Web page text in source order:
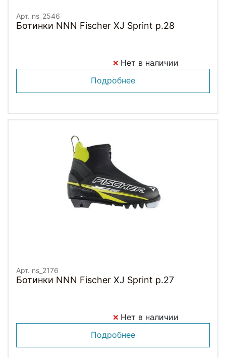
Арт. ns_2546
Ботинки NNN Fischer XJ Sprint p.28
Нет в наличии
Подробнее
Арт. ns_2176
Ботинки NNN Fischer XJ Sprint p.27
Нет в наличии
Подробнее